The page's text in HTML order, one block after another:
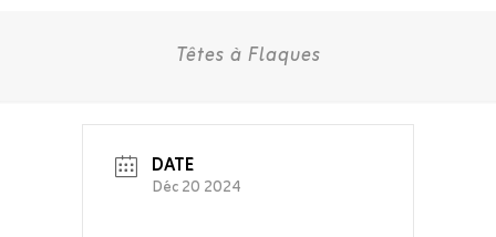
Têtes à Flaques
DATE
Déc 20 2024